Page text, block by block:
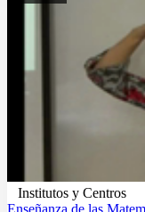
Institutos y Centros
Enseñanza de las